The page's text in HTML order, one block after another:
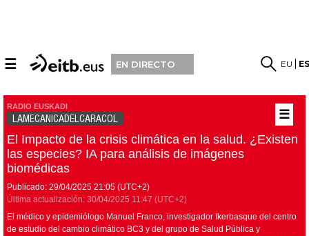
☰ EN DIRECTO EU
☰
RADIO EUSKADI
LAMECANICADELCARACOL
El Impacto de la crisis climática en la salud. ¿Existen
las especies? IA para análisis de imágenes
biomédicas
Publicado: 29/04/2025 21:05 (UTC+2)
Última actualización: 30/04/2025 11:47 (UTC+2)
El médico y epidemiólogo Manuel Franco, investigador Ikerbasque del centro
de estudio del cambio climático BC3 y del grupo de Salud Pública y